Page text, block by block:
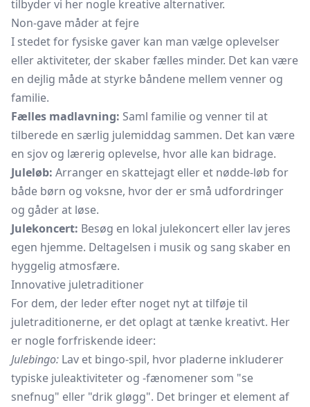
tilbyder vi her nogle kreative alternativer.
Non-gave måder at fejre
I stedet for fysiske gaver kan man vælge oplevelser
eller aktiviteter, der skaber fælles minder. Det kan være
en dejlig måde at styrke båndene mellem venner og
familie.
Fælles madlavning: Saml familie og venner til at
tilberede en særlig julemiddag sammen. Det kan være
en sjov og lærerig oplevelse, hvor alle kan bidrage.
Juleløb: Arranger en skattejagt eller et nødde-løb for
både børn og voksne, hvor der er små udfordringer
og gåder at løse.
Julekoncert: Besøg en lokal julekoncert eller lav jeres
egen hjemme. Deltagelsen i musik og sang skaber en
hyggelig atmosfære.
Innovative juletraditioner
For dem, der leder efter noget nyt at tilføje til
juletraditionerne, er det oplagt at tænke kreativt. Her
er nogle forfriskende ideer:
Julebingo: Lav et bingo-spil, hvor pladerne inkluderer
typiske juleaktiviteter og -fænomener som "se
snefnug" eller "drik gløgg". Det bringer et element af